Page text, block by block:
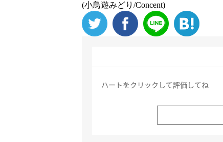
(小鳥遊みどり/Concent)
ハートをクリックして評価してね